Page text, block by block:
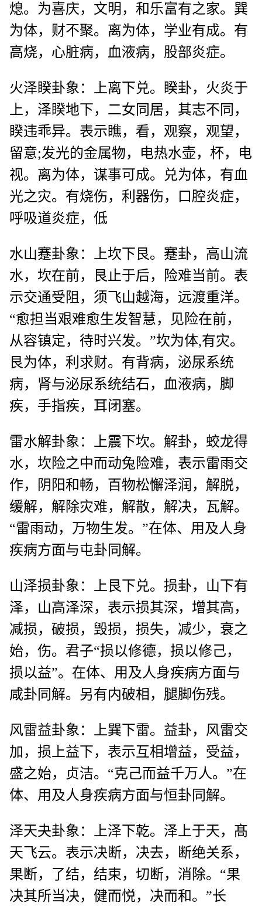
熄。为喜庆，文明，和乐富有之家。巽
为体，财不聚。离为体，学业有成。有
高烧，心脏病，血液病，股部炎症。
火泽睽卦象：上离下兑。睽卦，火炎于
上，泽睽地下，二女同居，其志不同，
睽违乖异。表示瞧，看，观察，观望，
留意;发光的金属物，电热水壶，杯，电
视。离为体，谋事可成。兑为体，有血
光之灾。有烧伤，利器伤，口腔炎症，
呼吸道炎症，低
水山蹇卦象：上坎下艮。蹇卦，高山流
水，坎在前，艮止于后，险难当前。表
示交通受阻，须飞山越海，远渡重洋。
“愈担当艰难愈生发智慧，见险在前，
从容镇定，待时兴发。”坎为体,有灾。
艮为体，利求财。有背病，泌尿系统
病，肾与泌尿系统结石，血液病，脚
疾，手指疾，耳闭塞。
雷水解卦象：上震下坎。解卦，蛟龙得
水，坎险之中而动兔险难，表示雷雨交
作，阴阳和畅，百物松懈泽润，解脱，
缓解，解除灾难，解散，解决，瓦解。
“雷雨动，万物生发。”在体、用及人身
疾病方面与屯卦同解。
山泽损卦象：上艮下兑。损卦，山下有
泽，山高泽深，表示损其深，增其高，
减损，破损，毁损，损失，减少，衰之
始，伤。君子“损以修德，损以修己，
损以益”。在体、用及人身疾病方面与
咸卦同解。另有内破相，腿脚伤残。
风雷益卦象：上巽下雷。益卦，风雷交
加，损上益下，表示互相增益，受益，
盛之始，贞洁。“克己而益千万人。”在
体、用及人身疾病方面与恒卦同解。
泽天夬卦象：上泽下乾。泽上于天，髙
天飞云。表示决断，决去，断绝关系，
果断，了结，结束，切断，消除。“果
决其所当决，健而悦，决而和。”长